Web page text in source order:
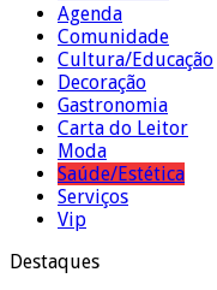
Agenda
Comunidade
Cultura/Educação
Decoração
Gastronomia
Carta do Leitor
Moda
Saúde/Estética
Serviços
Vip
Destaques